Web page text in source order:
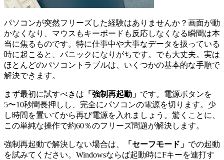
パソコンが突然フリーズした経験はありませんか？画面が動
かなくなり、マウスもキーボードも反応しなくなる瞬間は本
当に焦るものです。特に仕事中や大事なデータを扱っている
時に起こると、パニックになりがちです。でも大丈夫。実は
ほとんどのパソコントラブルは、いくつかの基本的な手順で
解決できます。
まず最初に試すべきは 「強制再起動」 です。電源ボタンを
5〜10秒間長押しし、完全にパソコンの電源を切ります。少
し時間を置いてから再び電源を入れましょう。驚くことに、
この単純な操作で約60％のフリーズ問題が解決します。
強制再起動で解決しない場合は、 「セーフモード」 での起動
を試みてください。Windowsならば起動時にFキーを連打す